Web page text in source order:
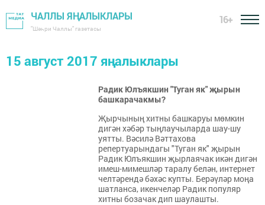
ЧАЛЛЫ ЯҢАЛЫКЛАРЫ
"Шәһри Чаллы" газетасы
16+
15 август 2017 яңалыклары
Радик Юлъякшин "Туган як" җырын
башкарачакмы?
Җырчының хитны башкаруы мөмкин
дигән хәбәр тыңлаучыларда шау-шу
уятты. Вәсилә Вәттахова
репертуарындагы "Туган як" җырын
Радик Юлъякшин җырлаячак икән дигән
имеш-мимешләр таралу белән, интернет
челтәрендә бәхәс купты. Берәүләр моңа
шатланса, икенчеләр Радик популяр
хитны бозачак дип шаулашты.